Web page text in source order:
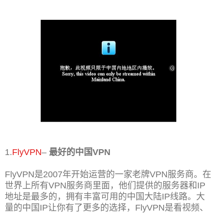
1.FlyVPN– 最好的中国VPN
FlyVPN是2007年开始运营的一家老牌VPN服务商。在
世界上所有VPN服务商里面，他们提供的服务器和IP
地址是最多的，拥有丰富可用的中国大陆IP线路。大
量的中国IP让你有了更多的选择，FlyVPN是看视频、